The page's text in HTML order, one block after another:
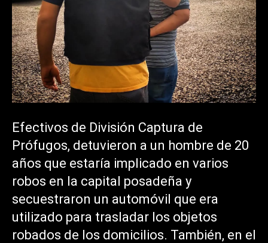
Efectivos de División Captura de
Prófugos, detuvieron a un hombre de 20
años que estaría implicado en varios
robos en la capital posadeña y
secuestraron un automóvil que era
utilizado para trasladar los objetos
robados de los domicilios. También, en el